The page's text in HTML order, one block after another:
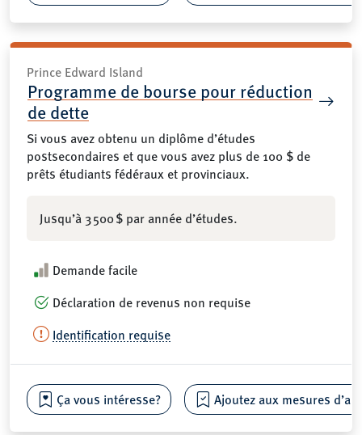
Prince Edward Island
Programme de bourse pour réduction
de dette
Si vous avez obtenu un diplôme d’études
postsecondaires et que vous avez plus de 100 $ de
prêts étudiants fédéraux et provinciaux.
Jusqu’à 3 500 $ par année d’études.
Demande facile
Déclaration de revenus non requise
Identification requise
Ça vous intéresse? Ajoutez aux mesures